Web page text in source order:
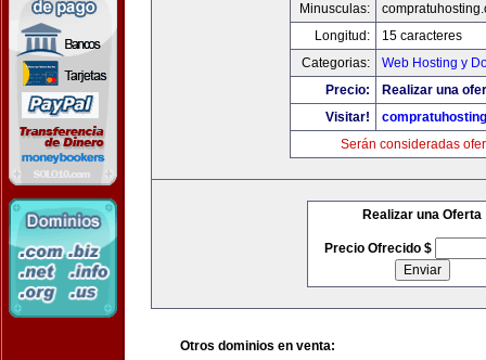
Minusculas:
Longitud:
15 caracteres
Categorias:
Web Hosting y
Precio:
Realizar una
Visitar!
Serán consideradas
Realizar una Oferta
Precio Ofrecido $
Otros dominios en venta: